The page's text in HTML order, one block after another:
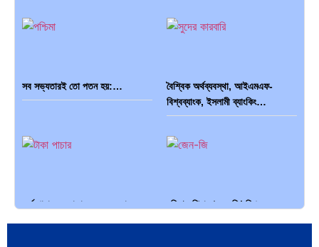
সব সভ্যতারই তো পতন হয়:…
বৈশ্বিক অর্থব্যবস্থা, আইএমএফ-
বিশ্বব্যাংক, ইসলামী ব্যাংকিং…
অর্থ পাচারের মহাকাব্য: ১০০ ডলারের…
দক্ষিণ এশিয়ায় ‘জেন-জি’ বিপ্লব: